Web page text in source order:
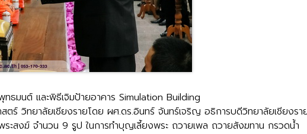
ธมนต์ และพิธีเจิมป้ายอาคาร Simulation Building
ร์ วิทยาลัยเชียงรายโดย ผศ.ดร.อินทร์ จันทร์เจริญ อธิการบดีวิทยาลัยเชียงรา
สงฆ์ จำนวน 9 รูป ในการทำบุญเลี้ยงพระ ถวายเพล ถวายสังฆทาน กรวดน้ำ